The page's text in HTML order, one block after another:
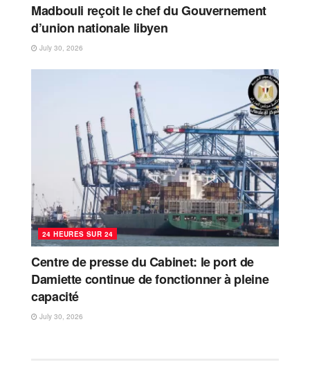
Madbouli reçoit le chef du Gouvernement
d’union nationale libyen
July 30, 2026
24 HEURES SUR 24
Centre de presse du Cabinet: le port de
Damiette continue de fonctionner à pleine
capacité
July 30, 2026